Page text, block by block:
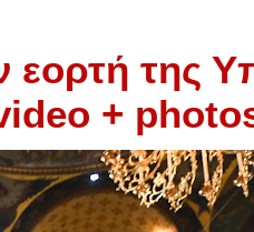
εορτή της
+